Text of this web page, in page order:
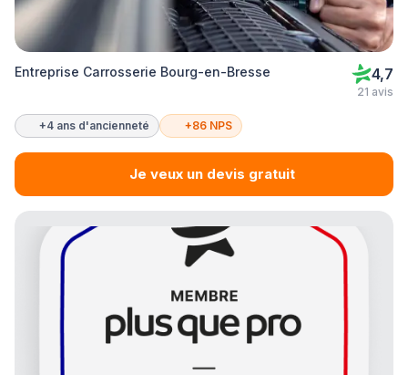
Entreprise Carrosserie Bourg-en-Bresse 4,7
21 avis
+4 ans d'ancienneté +86 NPS
Je veux un devis gratuit